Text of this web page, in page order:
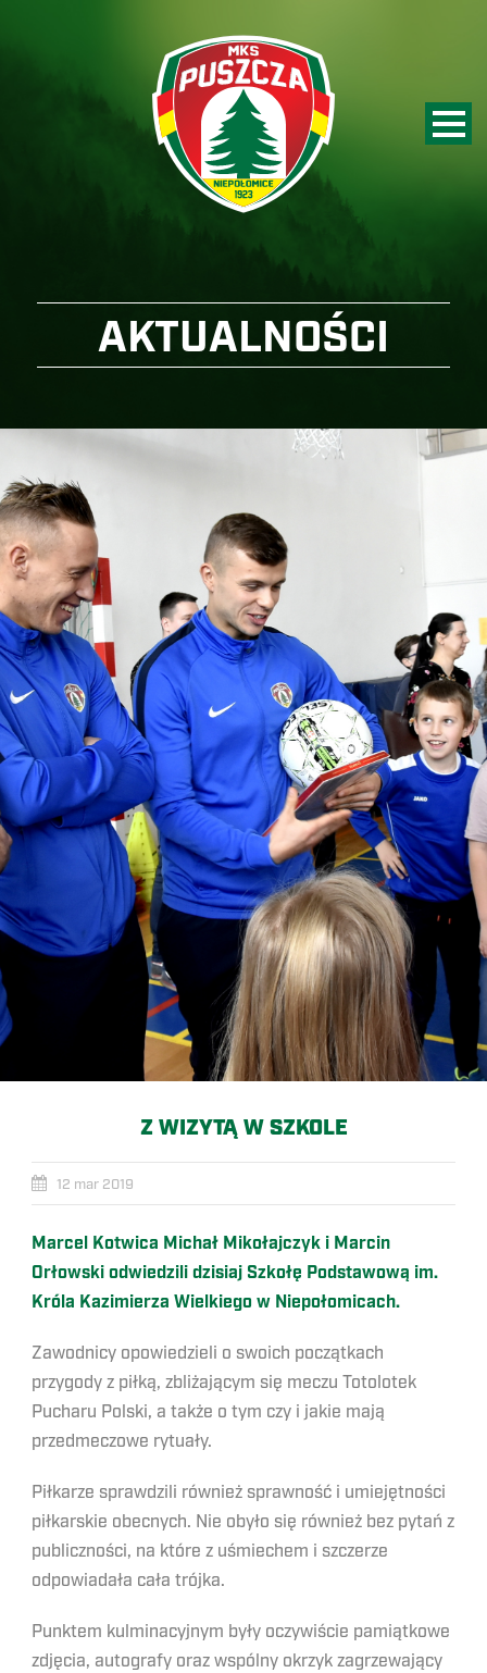
AKTUALNOŚCI
Z WIZYTĄ W SZKOLE
12 mar 2019
Marcel Kotwica Michał Mikołajczyk i Marcin
Orłowski odwiedzili dzisiaj Szkołę Podstawową im.
Króla Kazimierza Wielkiego w Niepołomicach.
Zawodnicy opowiedzieli o swoich początkach
przygody z piłką, zbliżającym się meczu Totolotek
Pucharu Polski, a także o tym czy i jakie mają
przedmeczowe rytuały.
Piłkarze sprawdzili również sprawność i umiejętności
piłkarskie obecnych. Nie obyło się również bez pytań z
publiczności, na które z uśmiechem i szczerze
odpowiadała cała trójka.
Punktem kulminacyjnym były oczywiście pamiątkowe
zdjęcia, autografy oraz wspólny okrzyk zagrzewający